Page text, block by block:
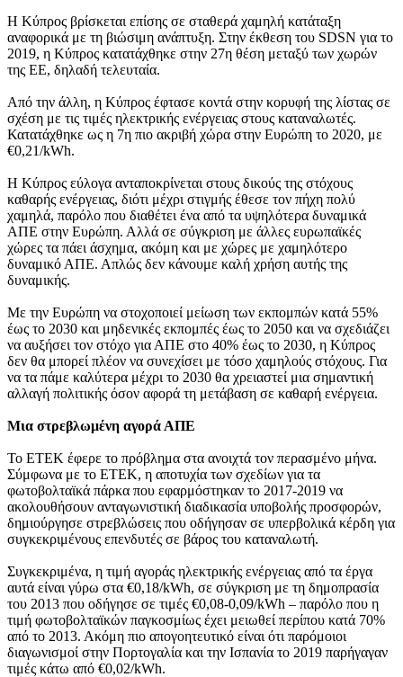
Η Κύπρος βρίσκεται επίσης σε σταθερά χαμηλή κατάταξη
αναφορικά με τη βιώσιμη ανάπτυξη. Στην έκθεση του SDSN για το
2019, η Κύπρος κατατάχθηκε στην 27η θέση μεταξύ των χωρών
της ΕΕ, δηλαδή τελευταία.
Από την άλλη, η Κύπρος έφτασε κοντά στην κορυφή της λίστας σε
σχέση με τις τιμές ηλεκτρικής ενέργειας στους καταναλωτές.
Κατατάχθηκε ως η 7η πιο ακριβή χώρα στην Ευρώπη το 2020, με
€0,21/kWh.
Η Κύπρος εύλογα ανταποκρίνεται στους δικούς της στόχους
καθαρής ενέργειας, διότι μέχρι στιγμής έθεσε τον πήχη πολύ
χαμηλά, παρόλο που διαθέτει ένα από τα υψηλότερα δυναμικά
ΑΠΕ στην Ευρώπη. Αλλά σε σύγκριση με άλλες ευρωπαϊκές
χώρες τα πάει άσχημα, ακόμη και με χώρες με χαμηλότερο
δυναμικό ΑΠΕ. Απλώς δεν κάνουμε καλή χρήση αυτής της
δυναμικής.
Με την Ευρώπη να στοχοποιεί μείωση των εκπομπών κατά 55%
έως το 2030 και μηδενικές εκπομπές έως το 2050 και να σχεδιάζει
να αυξήσει τον στόχο για ΑΠΕ στο 40% έως το 2030, η Κύπρος
δεν θα μπορεί πλέον να συνεχίσει με τόσο χαμηλούς στόχους. Για
να τα πάμε καλύτερα μέχρι το 2030 θα χρειαστεί μια σημαντική
αλλαγή πολιτικής όσον αφορά τη μετάβαση σε καθαρή ενέργεια.
Μια στρεβλωμένη αγορά ΑΠΕ
Το ΕΤΕΚ έφερε το πρόβλημα στα ανοιχτά τον περασμένο μήνα.
Σύμφωνα με το ΕΤΕΚ, η αποτυχία των σχεδίων για τα
φωτοβολταϊκά πάρκα που εφαρμόστηκαν το 2017-2019 να
ακολουθήσουν ανταγωνιστική διαδικασία υποβολής προσφορών,
δημιούργησε στρεβλώσεις που οδήγησαν σε υπερβολικά κέρδη για
συγκεκριμένους επενδυτές σε βάρος του καταναλωτή.
Συγκεκριμένα, η τιμή αγοράς ηλεκτρικής ενέργειας από τα έργα
αυτά είναι γύρω στα €0,18/kWh, σε σύγκριση με τη δημοπρασία
του 2013 που οδήγησε σε τιμές €0,08-0,09/kWh – παρόλο που η
τιμή φωτοβολταϊκών παγκοσμίως έχει μειωθεί περίπου κατά 70%
από το 2013. Ακόμη πιο απογοητευτικό είναι ότι παρόμοιοι
διαγωνισμοί στην Πορτογαλία και την Ισπανία το 2019 παρήγαγαν
τιμές κάτω από €0,02/kWh.